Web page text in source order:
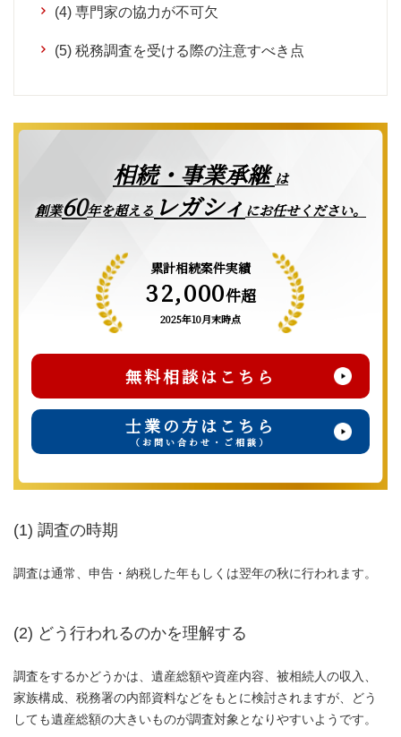
(4) 専門家の協力が不可欠
(5) 税務調査を受ける際の注意すべき点
相続・事業承継は
創業60年を超える レガシィ にお任せください。
累計相続案件実績
32,000件超
2025年10月末時点
無料相談はこちら
士業の方はこちら
（お問い合わせ・ご相談）
(1) 調査の時期
調査は通常、申告・納税した年もしくは翌年の秋に行われます。
(2) どう行われるのかを理解する
調査をするかどうかは、遺産総額や資産内容、被相続人の収入、
家族構成、税務署の内部資料などをもとに検討されますが、どう
しても遺産総額の大きいものが調査対象となりやすいようです。